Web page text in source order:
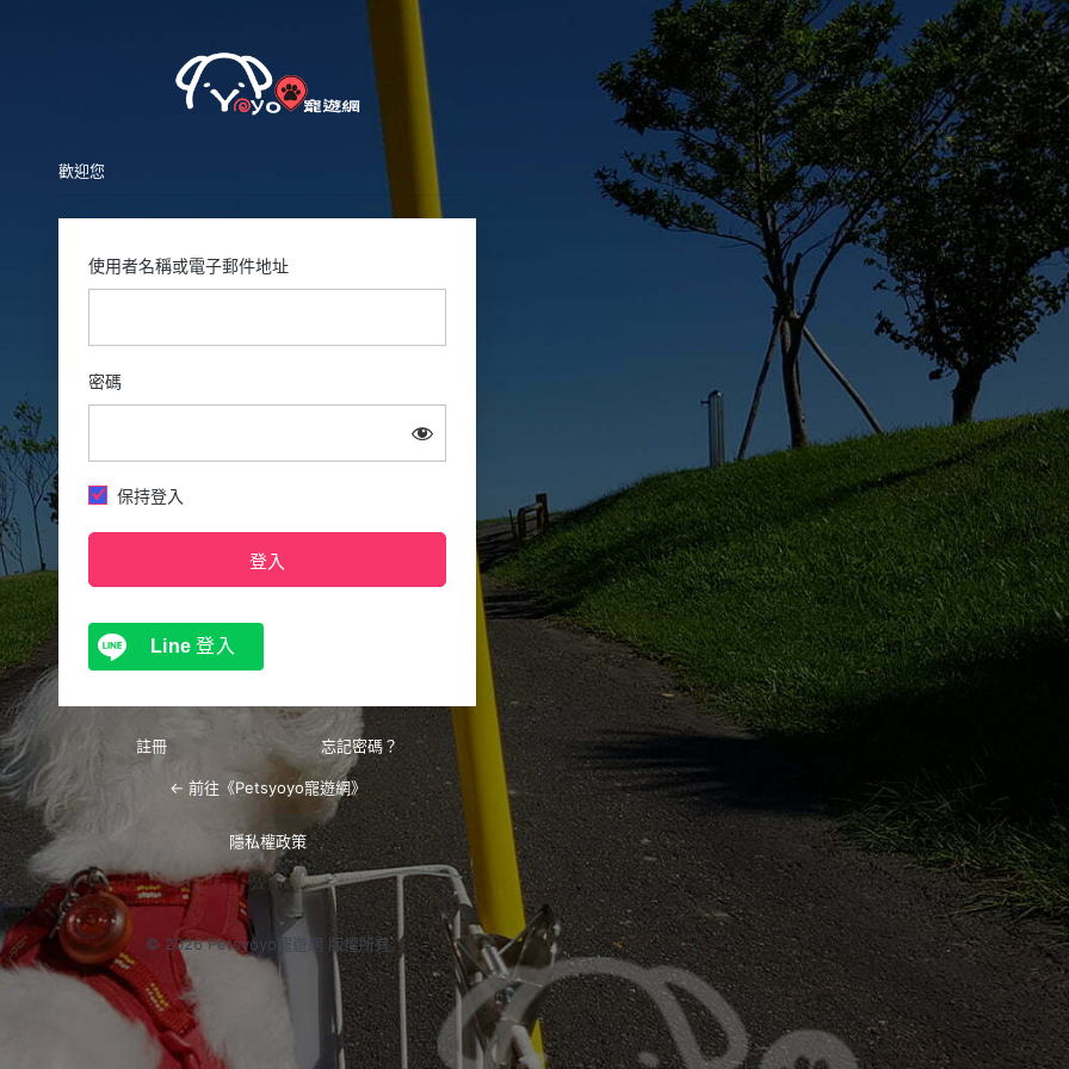
Petsyoyo寵遊網
歡迎您
使用者名稱或電子郵件地址
密碼
保持登入
Line 登入
註冊 忘記密碼？
← 前往《Petsyoyo寵遊網》
隱私權政策
© 2026 Petsyoyo寵遊網 版權所有